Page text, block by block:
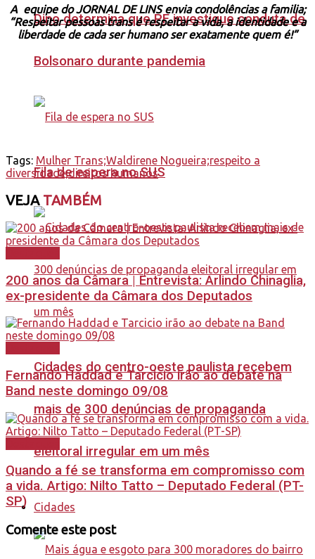
Dino determina que PF investigue conduta de
Bolsonaro durante pandemia
Fila de espera no SUS
Cidades do centro-oeste paulista recebem
mais de 300 denúncias de propaganda
eleitoral irregular em um mês
Cidades
A equipe do JORNAL DE LINS envia condolências a familia;
“Respeitar pessoas trans é respeitar a vida, a identidade e a
liberdade de cada ser humano ser exatamente quem é!”
Tags: Mulher Trans;Waldirene Nogueira;respeito a
diversidade;direitos humanos
VEJATAMBÉM
200 anos da Câmara | Entrevista: Arlindo Chinaglia,
ex-presidente da Câmara dos Deputados
Fernando Haddad e Tarcicio irão ao debate na
Band neste domingo 09/08
Quando a fé se transforma em compromisso com
a vida. Artigo: Nilto Tatto – Deputado Federal (PT-
SP)
Comente este post